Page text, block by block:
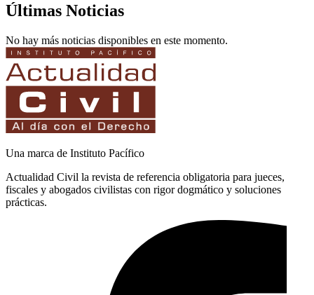
Últimas Noticias
No hay más noticias disponibles en este momento.
Una marca de Instituto Pacífico
Actualidad Civil la revista de referencia obligatoria para jueces,
fiscales y abogados civilistas con rigor dogmático y soluciones
prácticas.